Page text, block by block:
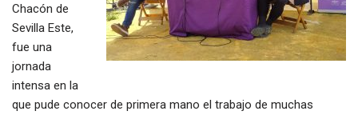
Chacón de
Sevilla Este,
fue una
jornada
intensa en la
que pude conocer de primera mano el trabajo de muchas